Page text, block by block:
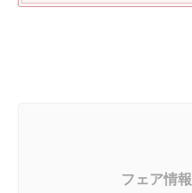
フェア情